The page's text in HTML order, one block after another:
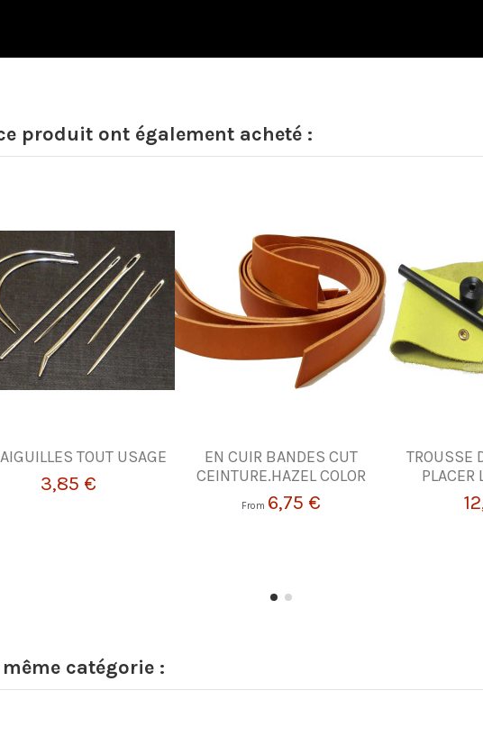
produit ont également acheté :
TOUT USAGE
3,85 €
EN CUIR BANDES CUT
CEINTURE.HAZEL COLOR
From 6,75 €
TROUSSE
catégorie :